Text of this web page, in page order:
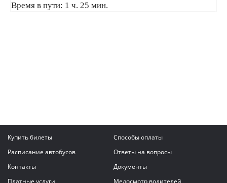
Время в пути: 1 ч. 25 мин.
Купить билеты
Способы оплаты
Расписание автобусов
Ответы на вопросы
Контакты
Документы
Платные услуги
Медосмотр водителей